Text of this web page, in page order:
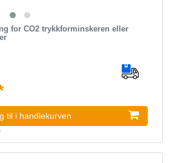
for CO2 trykkforminskeren eller
til i handlekurven